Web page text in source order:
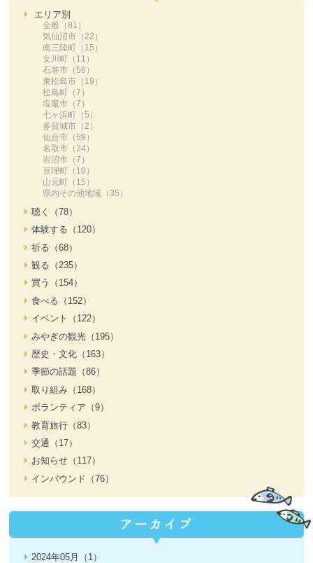
エリア別
全般（81）
気仙沼市（22）
南三陸町（15）
女川町（11）
石巻市（56）
東松島市（19）
松島町（7）
塩竈市（7）
七ヶ浜町（5）
多賀城市（2）
仙台市（59）
名取市（24）
岩沼市（7）
亘理町（10）
山元町（15）
県内その他地域（35）
聴く（78）
体験する（120）
祈る（68）
観る（235）
買う（154）
食べる（152）
イベント（122）
みやぎの観光（195）
歴史・文化（163）
季節の話題（86）
取り組み（168）
ボランティア（9）
教育旅行（83）
交通（17）
お知らせ（117）
インバウンド（76）
2024年05月（1）